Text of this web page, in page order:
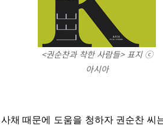
<권순찬과 착한 사람들> 표지 ⓒ
아시아
채 때문에 도움을 청하자 권순찬 씨